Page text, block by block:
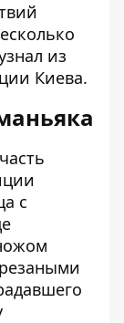
из
Киева.
с